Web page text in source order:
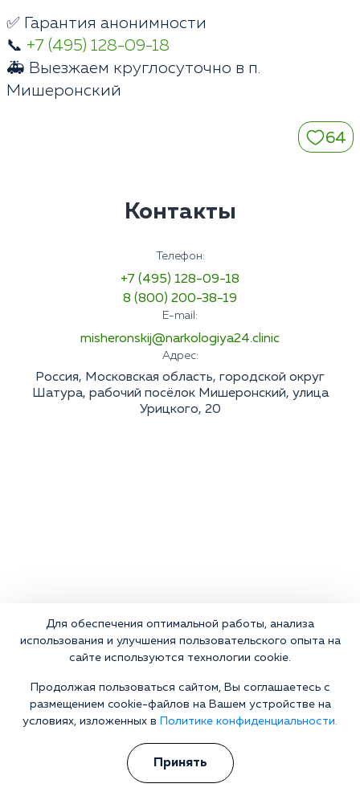
✅ Гарантия анонимности
📞 +7 (495) 128-09-18
🚑 Выезжаем круглосуточно в п.
Мишеронский
64
Контакты
Телефон:
+7 (495) 128-09-18
8 (800) 200-38-19
E-mail:
misheronskij@narkologiya24.clinic
Адрес:
Россия, Московская область, городской округ
Шатура, рабочий посёлок Мишеронский, улица
Урицкого, 20
Что делать сейчас?
Для обеспечения оптимальной работы, анализа
использования и улучшения пользовательского опыта на
сайте используются технологии cookie.
Продолжая пользоваться сайтом, Вы соглашаетесь с
размещением cookie-файлов на Вашем устройстве на
условиях, изложенных в
Политике конфиденциальности.
Принять